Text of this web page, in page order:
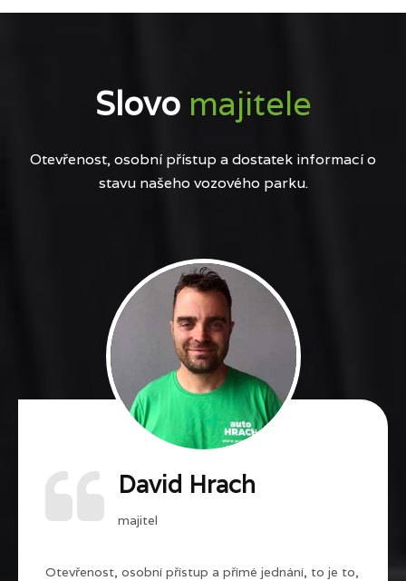
Slovo majitele
Otevřenost, osobní přístup a dostatek informací o
stavu našeho vozového parku.
David Hrach
majitel
Otevřenost, osobní přístup a přímé jednání, to je to,